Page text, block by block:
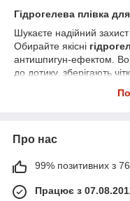
Гідрогелева плівка
Шукаєте надійний
Обирайте якісні
антишпигун-ефектом.
до дотику, зберігають
Про нас
99% позитивних з
Працює з